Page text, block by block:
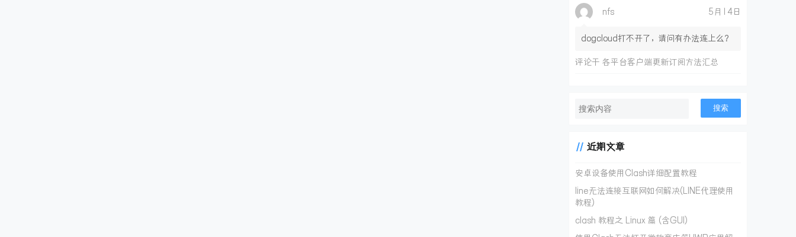
nfs 5月14日
dogcloud打不开了，请问有办法连上么？
评论于各平台客户端更新订阅方法汇总
搜索
近期文章
安卓设备使用Clash详细配置教程
line无法连接互联网如何解决(LINE代理使用
教程)
clash 教程之 Linux 篇 (含GUI)